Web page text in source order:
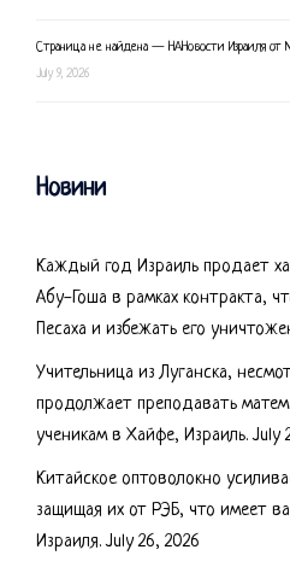
Страница не найдена — НАНовости Израиля от
July 9, 2026
Новини
Каждый год Израиль продает
Абу-Гоша в рамках контракта,
Песаха и избежать его
Учительница из Луганска,
продолжает преподавать
ученикам в Хайфе, Израиль. July
Китайское оптоволокно
защищая их от РЭБ, что имеет
Израиля. July 26, 2026